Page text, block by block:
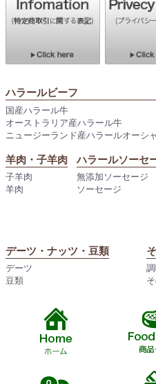
ハラールビーフ
国産ハラール牛
オーストラリア産ハラール牛
ニュージーランド産ハラールオーシ
羊肉・子羊肉
子羊肉
羊肉
ハラールソーセ
無添加ソーセージ
ソーセージ
デーツ・ナッツ・豆類
デーツ
豆類